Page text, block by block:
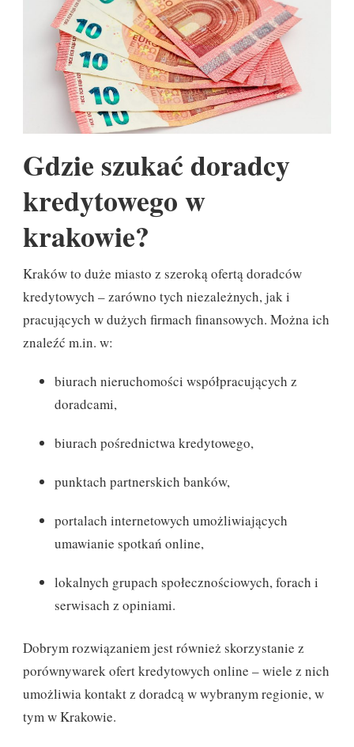
Gdzie szukać doradcy
kredytowego w
krakowie?
Kraków to duże miasto z szeroką ofertą doradców
kredytowych – zarówno tych niezależnych, jak i
pracujących w dużych firmach finansowych. Można ich
znaleźć m.in. w:
biurach nieruchomości współpracujących z
doradcami,
biurach pośrednictwa kredytowego,
punktach partnerskich banków,
portalach internetowych umożliwiających
umawianie spotkań online,
lokalnych grupach społecznościowych, forach i
serwisach z opiniami.
Dobrym rozwiązaniem jest również skorzystanie z
porównywarek ofert kredytowych online – wiele z nich
umożliwia kontakt z doradcą w wybranym regionie, w
tym w Krakowie.